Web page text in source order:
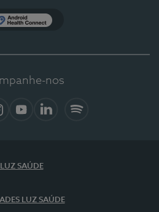
nos
LUZ SAÚDE
LUZ SAÚDE